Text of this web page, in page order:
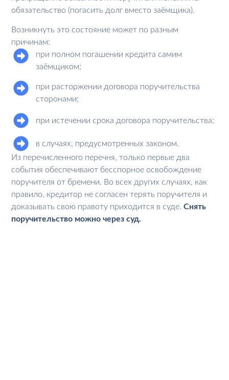
обязательство (погасить долг вместо заёмщика).
Возникнуть это состояние может по разным
причинам:
при полном погашении кредита самим
заёмщиком;
при расторжении договора поручительства
сторонами;
при истечении срока договора поручительства;
в случаях, предусмотренных законом.
Из перечисленного перечня, только первые два
события обеспечивают бесспорное освобождение
поручителя от бремени. Во всех других случаях, как
правило, кредитор не согласен терять поручителя и
доказывать свою правоту приходится в суде.Снять
поручительство можно через суд.